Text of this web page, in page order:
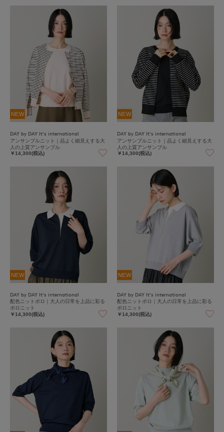
NEW
DAY by DAY It's international
アンサンブルニット｜品よく細見えする大
人の上質アンサンブル
￥14,300(税込)
NEW
DAY by DAY It's international
アンサンブルニット｜品よく細見えする大
人の上質アンサンブル
￥14,300(税込)
NEW
DAY by DAY It's international
配色ニットポロ｜大人の日常を上品に彩る
ポロニット
￥14,300(税込)
NEW
DAY by DAY It's international
配色ニットポロ｜大人の日常を上品に彩る
ポロニット
￥14,300(税込)